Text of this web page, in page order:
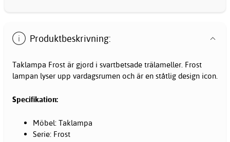
Produktbeskrivning:
Taklampa Frost är gjord i svartbetsade trälameller. Frost
lampan lyser upp vardagsrumen och är en ståtlig design icon.
Specifikation:
Möbel: Taklampa
Serie: Frost